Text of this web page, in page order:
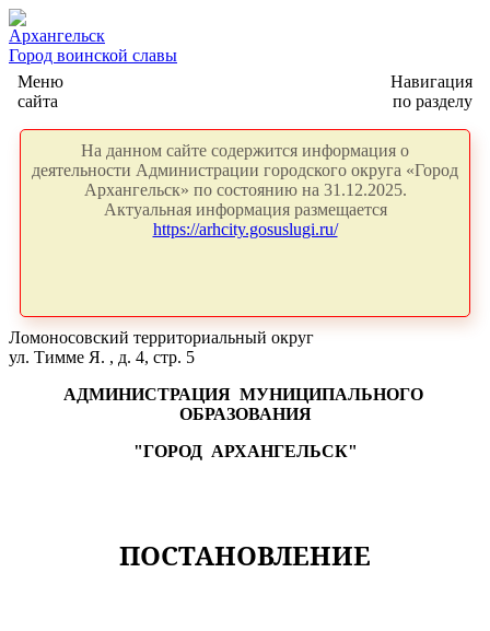
Архангельск
Город воинской славы
Меню
сайта
Навигация
по разделу
На данном сайте содержится информация о
деятельности Администрации городского округа «Город
Архангельск» по состоянию на 31.12.2025.
Актуальная информация размещается
https://arhcity.gosuslugi.ru/
Ломоносовский территориальный округ
ул. Тимме Я. , д. 4, стр. 5
АДМИНИСТРАЦИЯ МУНИЦИПАЛЬНОГО
ОБРАЗОВАНИЯ
"ГОРОД АРХАНГЕЛЬСК"
ПОСТАНОВЛЕНИЕ